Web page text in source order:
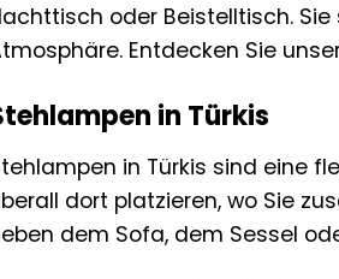
oder Beistelltisch.
Entdecken Sie
in Türkis
in Türkis sind eine
dort platzieren, wo Sie
dem Sofa, dem Sessel